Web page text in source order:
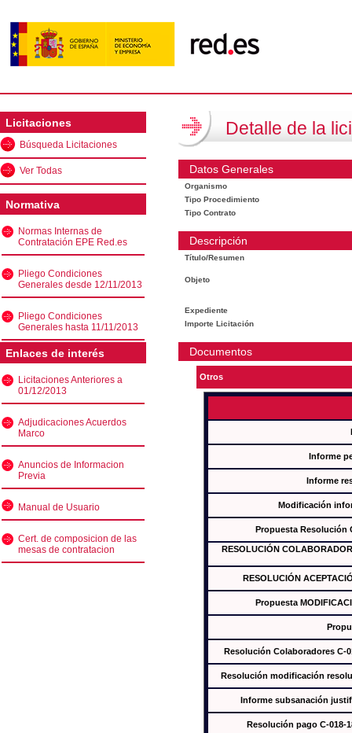
Licitaciones
Búsqueda Licitaciones
Ver Todas
Normativa
Normas Internas de
Contratación EPE Red.es
Pliego Condiciones
Generales desde 12/11/2013
Pliego Condiciones
Generales hasta 11/11/2013
Enlaces de interés
Licitaciones Anteriores a
01/12/2013
Adjudicaciones Acuerdos
Marco
Anuncios de Informacion
Previa
Manual de Usuario
Cert. de composicion de las
mesas de contratacion
Detalle de la
Datos Generales
Organismo
Tipo Procedimiento
Tipo Contrato
Descripción
Título/Resumen
Objeto
Expediente
Importe Licitación
Documentos
Otros
Informe
Informe
Modificación
Propuesta Resolución
RESOLUCIÓN
RESOLUCIÓN
Propuesta
Resolución Colaboradores C-
Resolución modificación
Informe subsanación
Resolución pago C-018-